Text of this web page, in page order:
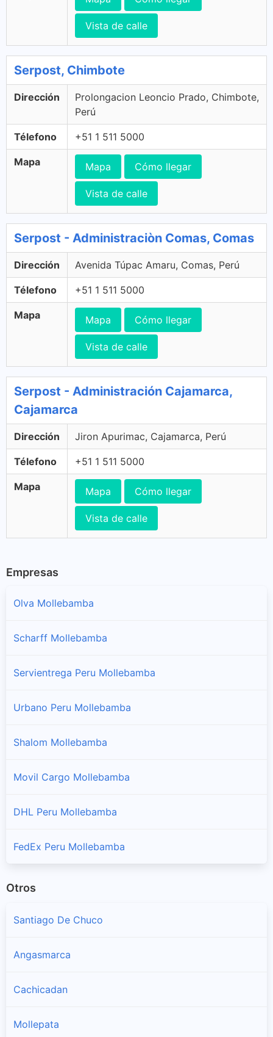
Vista de calle
Serpost, Chimbote
Dirección
Prolongacion Leoncio Prado, Chimbote,
Perú
Télefono +51 1 511 5000
Mapa Mapa Cómo llegar
Vista de calle
Serpost - Administraciòn Comas, Comas
Dirección Avenida Túpac Amaru, Comas, Perú
Télefono +51 1 511 5000
Mapa Mapa Cómo llegar
Vista de calle
Serpost - Administración Cajamarca,
Cajamarca
Dirección Jiron Apurimac, Cajamarca, Perú
Télefono +51 1 511 5000
Mapa Mapa Cómo llegar
Vista de calle
Empresas
Olva Mollebamba
Scharff Mollebamba
Servientrega Peru Mollebamba
Urbano Peru Mollebamba
Shalom Mollebamba
Movil Cargo Mollebamba
DHL Peru Mollebamba
FedEx Peru Mollebamba
Otros
Santiago De Chuco
Angasmarca
Cachicadan
Mollepata